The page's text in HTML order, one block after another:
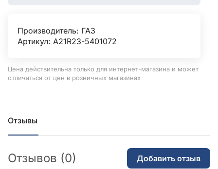
Производитель: ГАЗ
Артикул: А21R23-5401072
Цена действительна только для интернет-магазина и может
отличаться от цен в розничных магазинах
Отзывы
Отзывов (0) Добавить отзыв